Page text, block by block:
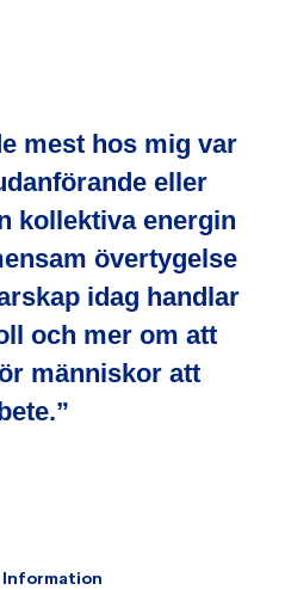
mest hos mig var
eller
kollektiva energin
övertygelse
idag handlar
och mer om att
människor att
Information